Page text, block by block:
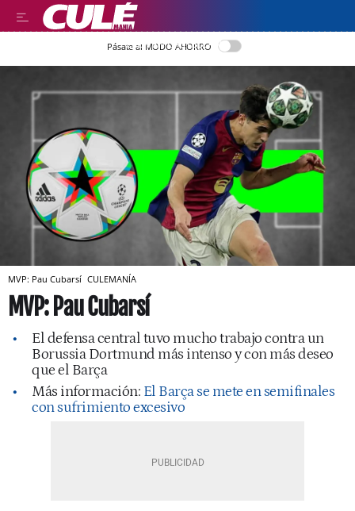
LEER EN CASTELLANO
Pásate al MODO AHORRO
MVP: Pau Cubarsí CULEMANÍA
MVP: Pau Cubarsí
El defensa central tuvo mucho trabajo contra un
Borussia Dortmund más intenso y con más deseo
que el Barça
Más información: El Barça se mete en semifinales
con sufrimiento excesivo